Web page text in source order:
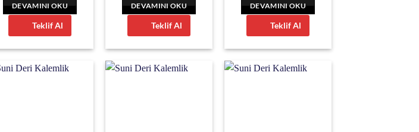
DEVAMINI OKU
Teklif Al
DEVAMINI OKU
Teklif Al
DEVAMINI OKU
Teklif Al